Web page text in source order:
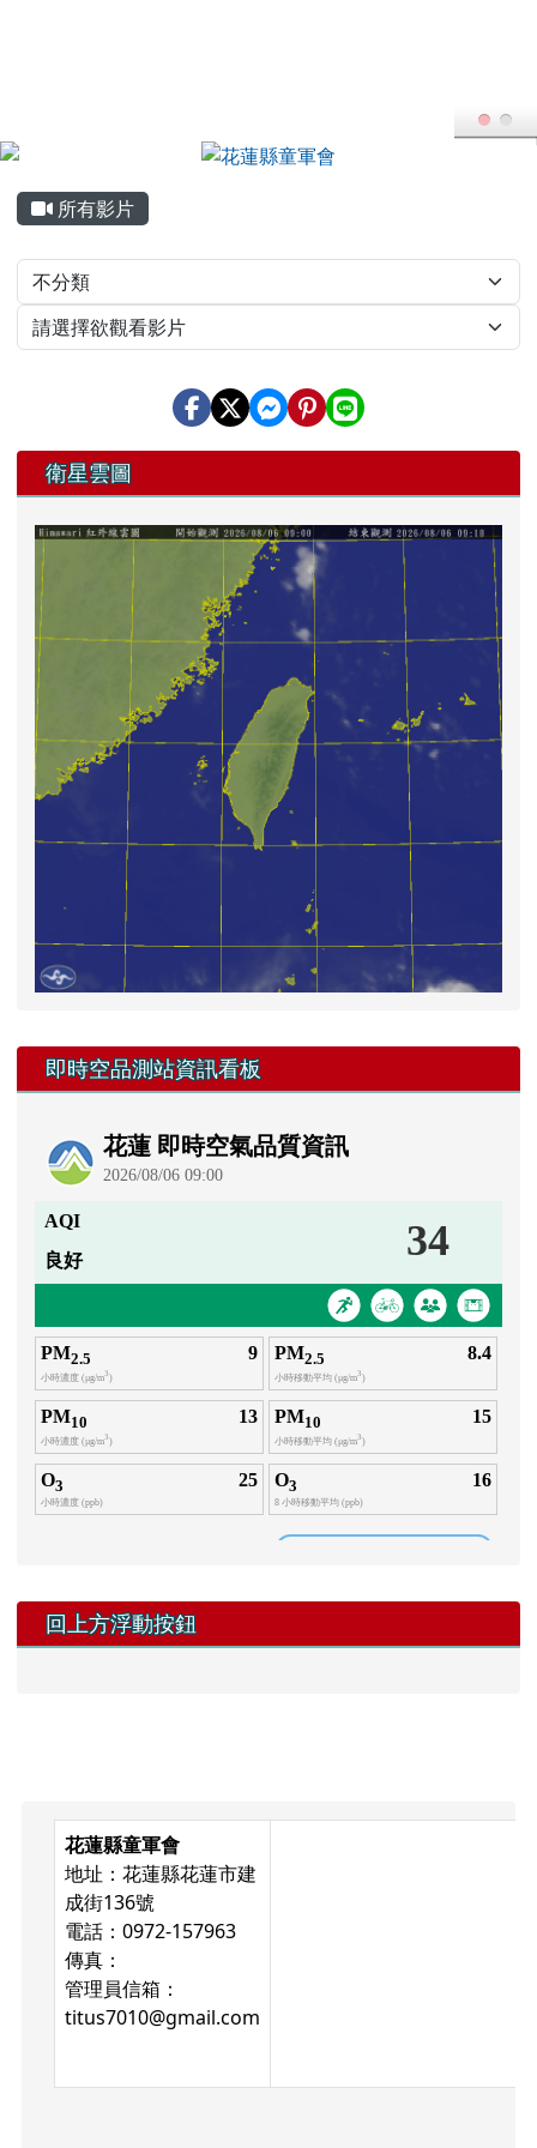
主內容區域
所有影片
Video List
左邊區域內容
衛星雲圖
右邊區域內容
即時空品測站資訊看板
回上方浮動按鈕
頁尾區域
頁尾區域內容
花蓮縣童軍會
地址：花蓮縣花蓮市建
成街136號
電話：0972-157963
傳真：
管理員信箱：
titus7010@gmail.com